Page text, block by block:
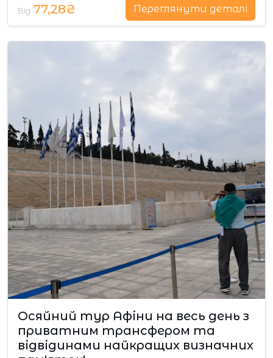
Від 77,28₴ Переглянути деталі
Осяйний тур Афіни на весь день з
приватним трансфером та
відвідинами найкращих визначних